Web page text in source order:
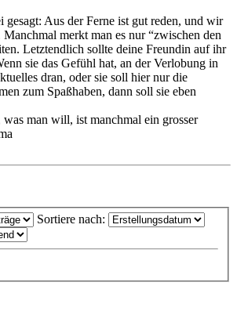
gesagt: Aus der Ferne ist gut reden, und wir
merkt man es nur “zwischen den
Letztendlich sollte deine Freundin auf ihr
sie das Gefühl hat, an der Verlobung in
dran, oder sie soll hier nur die
zum Spaßhaben, dann soll sie eben
man will, ist manchmal ein grosser
Sortiere nach: